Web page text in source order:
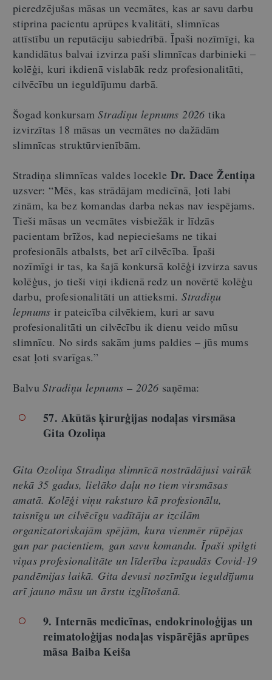
pieredzējušas māsas un vecmātes, kas ar savu darbu
stiprina pacientu aprūpes kvalitāti, slimnīcas
attīstību un reputāciju sabiedrībā. Īpaši nozīmīgi, ka
kandidātus balvai izvirza paši slimnīcas darbinieki –
kolēģi, kuri ikdienā vislabāk redz profesionalitāti,
cilvēcību un ieguldījumu darbā.
Šogad konkursamStradiņu lepnums 2026 tika
izvirzītas 18 māsas un vecmātes no dažādām
slimnīcas struktūrvienībām.
Stradiņa slimnīcas valdes locekle Dr. Dace Žentiņa
uzsver: “Mēs, kas strādājam medicīnā, ļoti labi
zinām, ka bez komandas darba nekas nav iespējams.
Tieši māsas un vecmātes visbiežāk ir līdzās
pacientam brīžos, kad nepieciešams ne tikai
profesionāls atbalsts, bet arī cilvēcība. Īpaši
nozīmīgi ir tas, ka šajā konkursā kolēģi izvirza savus
kolēģus, jo tieši viņi ikdienā redz un novērtē kolēģu
darbu, profesionalitāti un attieksmi.Stradiņu
lepnums ir pateicība cilvēkiem, kuri ar savu
profesionalitāti un cilvēcību ik dienu veido mūsu
slimnīcu. No sirds sakām jums paldies – jūs mums
esat ļoti svarīgas.”
BalvuStradiņu lepnums – 2026 saņēma:
57. Akūtās ķirurģijas nodaļas virsmāsa
Gita Ozoliņa
Gita Ozoliņa Stradiņa slimnīcā nostrādājusi vairāk
nekā 35 gadus, lielāko daļu no tiem virsmāsas
amatā. Kolēģi viņu raksturo kā profesionālu,
taisnīgu un cilvēcīgu vadītāju ar izcilām
organizatoriskajām spējām, kura vienmēr rūpējas
gan par pacientiem, gan savu komandu. Īpaši spilgti
viņas profesionalitāte un līderība izpaudās Covid-19
pandēmijas laikā. Gita devusi nozīmīgu ieguldījumu
arī jauno māsu un ārstu izglītošanā.
9. Internās medicīnas, endokrinoloģijas un
reimatoloģijas nodaļas vispārējās aprūpes
māsa Baiba Keiša